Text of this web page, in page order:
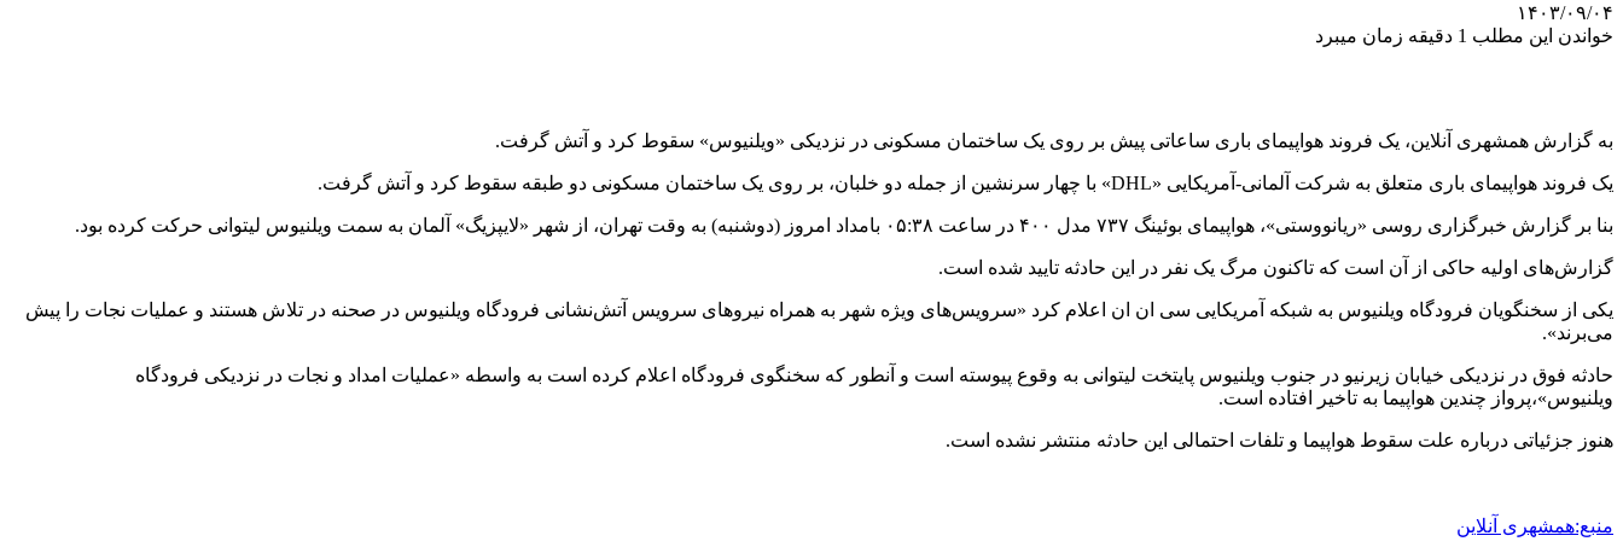
۱۴۰۳/۰۹/۰۴
خواندن این مطلب 1 دقیقه زمان میبرد
به گزارش همشهری آنلاین، یک فروند هواپیمای باری ساعاتی پیش بر روی یک ساختمان مسکونی در نزدیکی «ویلنیوس» سقوط کرد و آتش گرفت.
یک فروند هواپیمای باری متعلق به شرکت آلمانی-آمریکایی «DHL» با چهار سرنشین از جمله دو خلبان، بر روی یک ساختمان مسکونی دو طبقه سقوط کرد و آتش گرفت.
بنا بر گزارش خبرگزاری روسی «ریانووستی»، هواپیمای بوئینگ ۷۳۷ مدل ۴۰۰ در ساعت ۰۵:۳۸ بامداد امروز (دوشنبه) به وقت تهران، از شهر «لایپزیگ» آلمان به سمت ویلنیوس لیتوانی حرکت کرده بود.
گزارش‌های اولیه حاکی از آن است که تاکنون مرگ یک نفر در این حادثه تایید شده است.
یکی از سخنگویان فرودگاه ویلنیوس به شبکه آمریکایی سی ان ان اعلام کرد «سرویس‌های ویژه شهر به همراه نیروهای سرویس آتش‌نشانی فرودگاه ویلنیوس در صحنه در تلاش هستند و عملیات نجات را پیش
می‌برند».
حادثه فوق در نزدیکی خیابان زیرنیو در جنوب ویلنیوس پایتخت لیتوانی به وقوع پیوسته است و آنطور که سخنگوی فرودگاه اعلام کرده است به واسطه «عملیات امداد و نجات در نزدیکی فرودگاه
ویلنیوس»،‌پرواز چندین هواپیما به تاخیر افتاده است.
هنوز جزئیاتی درباره علت سقوط هواپیما و تلفات احتمالی این حادثه منتشر نشده است.
منبع:همشهری آنلاین